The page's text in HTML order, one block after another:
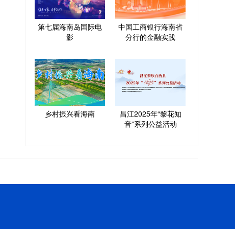
第七届海南岛国际电
影
中国工商银行海南省
分行的金融实践
乡村振兴看海南
昌江2025年“黎花知
音”系列公益活动